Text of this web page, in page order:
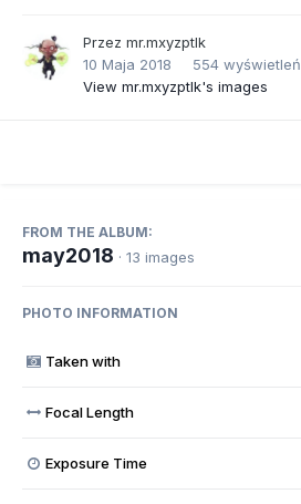
Przez mr.mxyzptlk
10 Maja 2018
554 wyświetleń
View mr.mxyzptlk's images
FROM THE ALBUM:
may2018 · 13 images
PHOTO INFORMATION
Taken with
Focal Length
Exposure Time